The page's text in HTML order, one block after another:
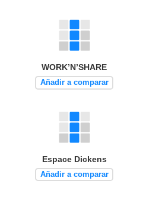
WORK’N’SHARE
Añadir a comparar
Espace Dickens
Añadir a comparar